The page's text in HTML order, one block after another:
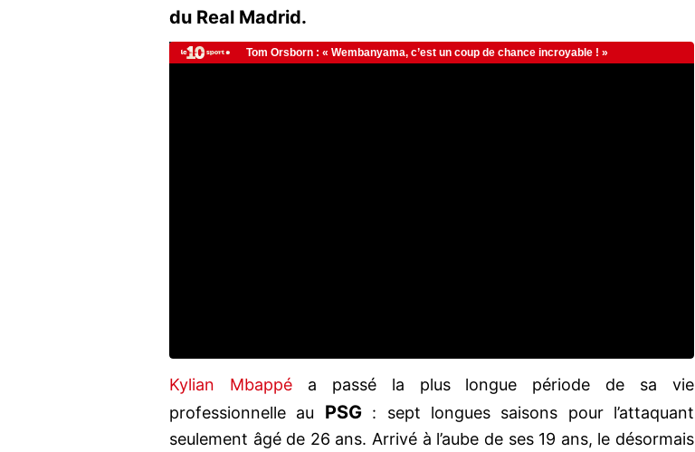
du Real Madrid.
Kylian Mbappé a passé la plus longue période de sa vie
professionnelle au PSG : sept longues saisons pour l’attaquant
seulement âgé de 26 ans. Arrivé à l’aube de ses 19 ans, le désormais